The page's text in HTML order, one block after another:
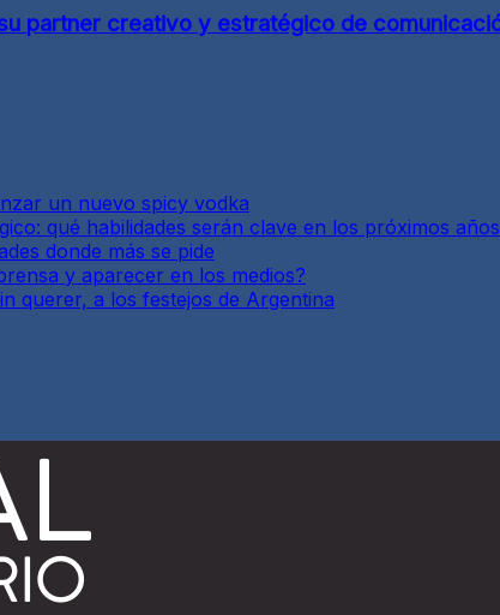
partner creativo y estratégico de
un nuevo spicy vodka
qué habilidades serán clave en los próximos años
donde más se pide
y aparecer en los medios?
querer, a los festejos de Argentina